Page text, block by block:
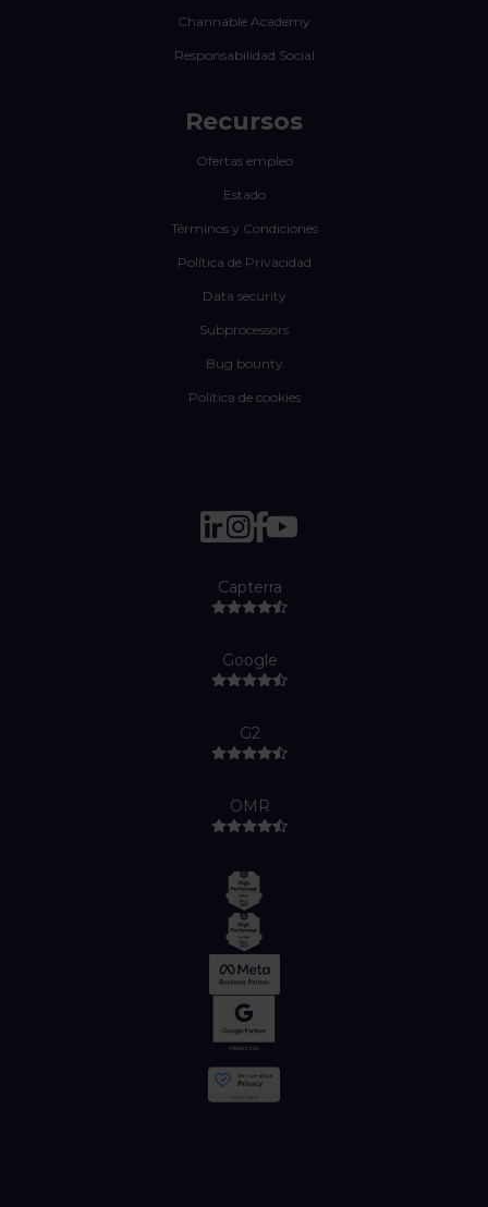
Channable Academy
Responsabilidad Social
Recursos
Ofertas empleo
Estado
Términos y Condiciones
Política de Privacidad
Data security
Subprocessors
Bug bounty
Política de cookies
Capterra
Google
G2
OMR